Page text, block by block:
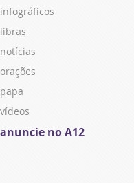
infográficos
libras
notícias
orações
papa
vídeos
anuncie no A12